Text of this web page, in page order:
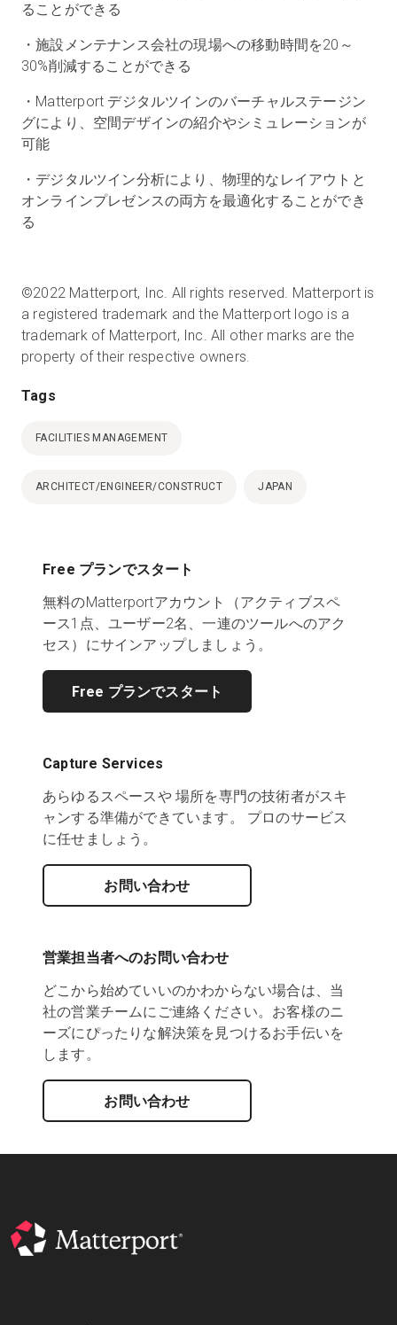
ることができる
・施設メンテナンス会社の現場への移動時間を20～
30%削減することができる
・Matterport デジタルツインのバーチャルステージン
グにより、空間デザインの紹介やシミュレーションが
可能
・デジタルツイン分析により、物理的なレイアウトと
オンラインプレゼンスの両方を最適化することができ
る
©2022 Matterport, Inc. All rights reserved. Matterport is
a registered trademark and the Matterport logo is a
trademark of Matterport, Inc. All other marks are the
property of their respective owners.
Tags
FACILITIES MANAGEMENT
ARCHITECT/ENGINEER/CONSTRUCT JAPAN
Free プランでスタート
無料のMatterportアカウント（アクティブスペ
ース1点、ユーザー2名、一連のツールへのアク
セス）にサインアップしましょう。
Free プランでスタート
Capture Services
あらゆるスペースや 場所を専門の技術者がスキ
ャンする準備ができています。 プロのサービス
に任せましょう。
お問い合わせ
営業担当者へのお問い合わせ
どこから始めていいのかわからない場合は、当
社の営業チームにご連絡ください。お客様のニ
ーズにぴったりな解決策を見つけるお手伝いを
します。
お問い合わせ